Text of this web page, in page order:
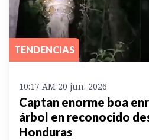
TENDENCIAS
10:17 AM 20 jun. 2026
Captan enorme boa
árbol en reconocido
Honduras